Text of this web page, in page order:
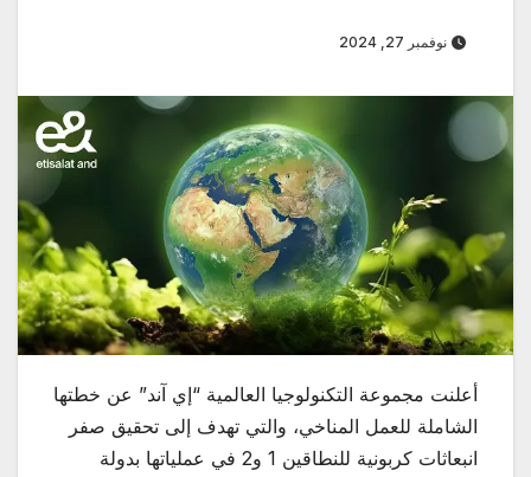
نوفمبر 27, 2024
أعلنت مجموعة التكنولوجيا العالمية “إي آند” عن خطتها
الشاملة للعمل المناخي، والتي تهدف إلى تحقيق صفر
انبعاثات كربونية للنطاقين 1 و2 في عملياتها بدولة